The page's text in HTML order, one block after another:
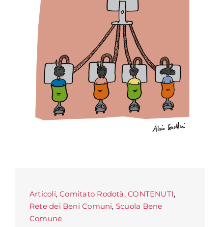
Articoli,Comitato Rodotà,CONTENUTI,
Rete dei Beni Comuni, Scuola Bene
Comune